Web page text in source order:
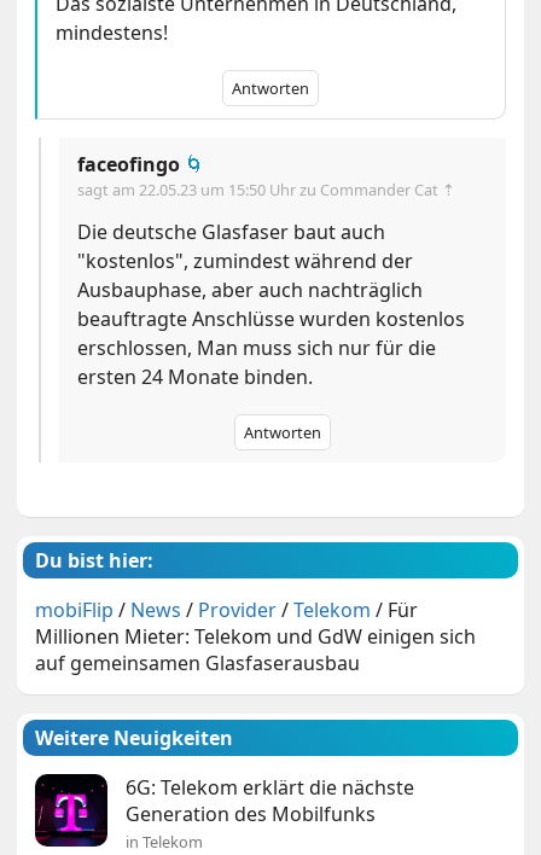
mindestens!
Antworten
faceofingo 🌀
sagt am22.05.23 um 15:50 Uhrzu Commander Cat ⇡
Die deutsche Glasfaser baut auch
"kostenlos", zumindest während der
Ausbauphase, aber auch nachträglich
beauftragte Anschlüsse wurden kostenlos
erschlossen, Man muss sich nur für die
ersten 24 Monate binden.
Antworten
Du bist hier:
mobiFlip / News / Provider/Telekom / Für
Millionen Mieter: Telekom und GdW einigen sich
auf gemeinsamen Glasfaserausbau
Weitere Neuigkeiten
6G: Telekom erklärt die nächste
Generation des Mobilfunks
in Telekom